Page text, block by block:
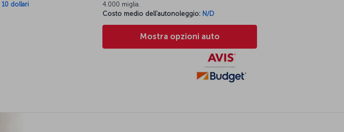
10 dollari
4.000 miglia.
Costo medio dell'autonoleggio: N/D
Mostra opzioni auto